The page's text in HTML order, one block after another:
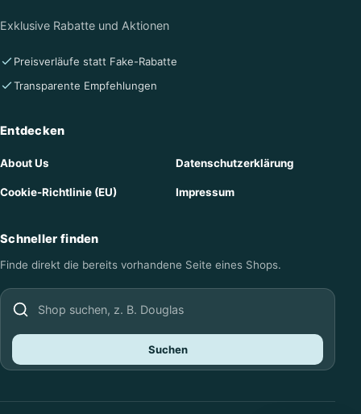
Exklusive Rabatte und Aktionen
Preisverläufe statt Fake-Rabatte
Transparente Empfehlungen
Entdecken
About Us Datenschutzerklärung
Cookie-Richtlinie (EU) Impressum
Schneller finden
Finde direkt die bereits vorhandene Seite eines Shops.
Shop suchen
Suchen